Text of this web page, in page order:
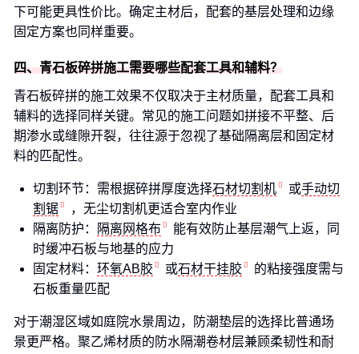
下可能更具性价比。确定主材后，配套的基层处理和边缘
固定方案也同样重要。
四、青石板碎拼施工需要哪些配套工具和辅料？
青石板碎拼的施工效果不仅取决于主材质量，配套工具和
辅料的选择同样关键。常见的施工问题如拼接不平整、后
期渗水或缝隙开裂，往往源于忽视了基础隔离层和固定材
料的匹配性。
切割环节：需根据碎拼厚度选择石材切割机 或手动切
割锯
，无尘切割机更适合室内作业
隔离防护：
隔离网格布
能有效防止基层潮气上返，同
时缓冲石板与地基的应力
固定材料： 环氧AB胶 或石材干挂胶
的粘接强度需与
石板重量匹配
对于潮湿区域如庭院水景周边，防潮垫层的选择比普通场
景更严格。聚乙烯材质的防水隔潮卷材层兼顾柔韧性和耐